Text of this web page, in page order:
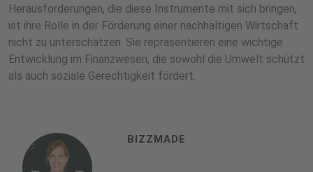
Herausforderungen, die diese Instrumente mit sich bringen,
ist ihre Rolle in der Förderung einer nachhaltigen Wirtschaft
nicht zu unterschätzen. Sie repräsentieren eine wichtige
Entwicklung im Finanzwesen, die sowohl die Umwelt schützt
als auch soziale Gerechtigkeit fördert.
BIZZMADE